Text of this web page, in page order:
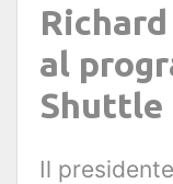
al
Shuttle
Il